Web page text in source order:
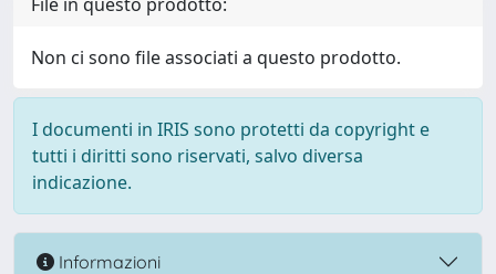
Non ci sono file associati a questo prodotto.
I documenti in IRIS sono protetti da copyright e
tutti i diritti sono riservati, salvo diversa
indicazione.
Informazioni